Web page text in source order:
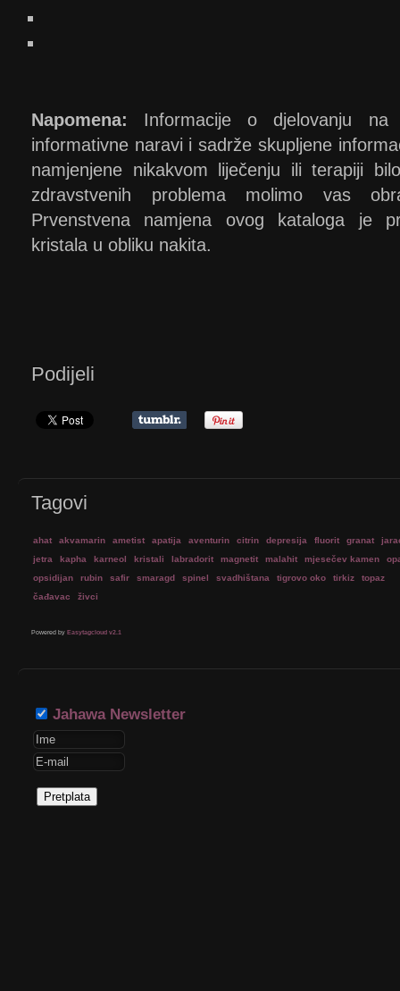
Napomena: Informacije o djelovanju
informativne naravi i sadrže skupljene
namjenjene nikakvom liječenju ili terapiji
zdravstvenih problema molimo vas
Prvenstvena namjena ovog kataloga je
kristala u obliku nakita.
Podijeli
Tagovi
ahat akvamarin ametist apatija aventurin citrin depresija fluorit granat
jetra
kapha karneol kristali labradorit magnetit malahit mjesečev kamen
opsidijan
rubin safir smaragd spinel svadhištana tigrovo oko tirkiz
topaz
čađavac
živci
Powered by Easytagcloud v2.1
Jahawa Newsletter